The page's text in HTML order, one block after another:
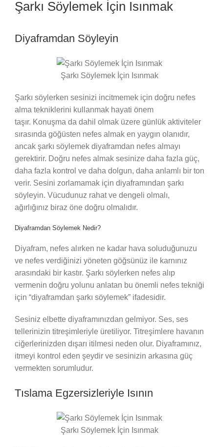
Şarkı Söylemek İçin Isınmak
Diyaframdan Söyleyin
Şarkı Söylemek İçin Isınmak
Şarkı söylerken sesinizi incitmemek için doğru nefes
alma tekniklerini kullanmak hayati önem
taşır. Konuşma da dahil olmak üzere günlük aktiviteler
sırasında göğüsten nefes almak en yaygın olanıdır,
ancak şarkı söylemek diyaframdan nefes almayı
gerektirir. Doğru nefes almak sesinize daha fazla güç,
daha fazla kontrol ve daha dolgun, daha anlamlı bir ton
verir. Sesini zorlamamak için diyaframından şarkı
söyleyin. Vücudunuz rahat ve dengeli olmalı,
ağırlığınız biraz öne doğru olmalıdır.
Diyaframdan Söylemek Nedir?
Diyafram, nefes alırken ne kadar hava soluduğunuzu
ve nefes verdiğinizi yöneten göğsünüz ile karnınız
arasındaki bir kastır. Şarkı söylerken nefes alıp
vermenin doğru yolunu anlatan bu önemli nefes tekniği
için “diyaframdan şarkı söylemek” ifadesidir.
Sesiniz elbette diyaframınızdan gelmiyor. Ses, ses
tellerinizin titreşimleriyle üretiliyor. Titreşimlere havanın
ciğerlerinizden dışarı itilmesi neden olur. Diyaframınız,
itmeyi kontrol eden şeydir ve sesinizin arkasına güç
vermekten sorumludur.
Tıslama Egzersizleriyle Isının
Şarkı Söylemek İçin Isınmak